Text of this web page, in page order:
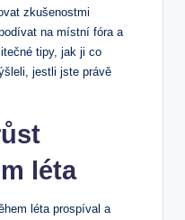
zkušenostmi
na místní fóra a
tipy, jak ji co
jestli jste právě
léta
léta prospíval a